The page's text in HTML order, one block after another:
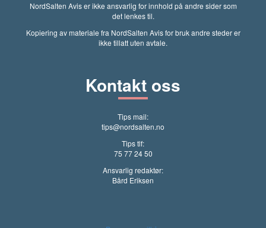
NordSalten Avis er ikke ansvarlig for innhold på andre sider som
det lenkes til.
Kopiering av materiale fra NordSalten Avis for bruk andre steder er
ikke tillatt uten avtale.
Kontakt oss
Tips mail:
tips@nordsalten.no
Tips tlf:
75 77 24 50
Ansvarlig redaktør:
Bård Eriksen